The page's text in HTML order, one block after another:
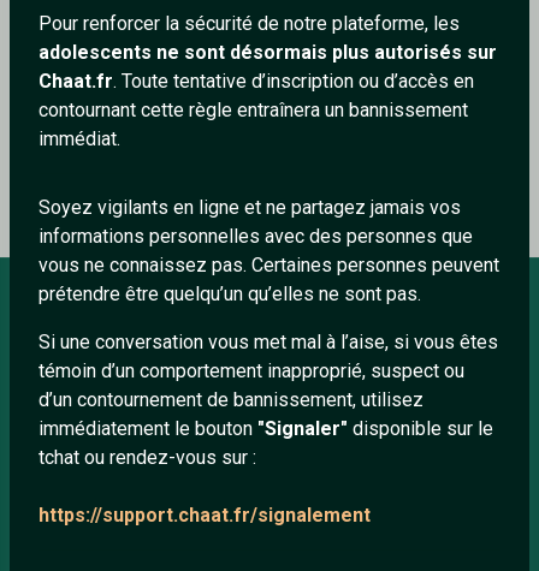
Pour renforcer la sécurité de notre plateforme, les
adolescents ne sont désormais plus autorisés sur
Chaat.fr. Toute tentative d’inscription ou d’accès en
contournant cette règle entraînera un bannissement
immédiat.
Soyez vigilants en ligne et ne partagez jamais vos
informations personnelles avec des personnes que
vous ne connaissez pas. Certaines personnes peuvent
prétendre être quelqu’un qu’elles ne sont pas.
Si une conversation vous met mal à l’aise, si vous êtes
témoin d’un comportement inapproprié, suspect ou
d’un contournement de bannissement, utilisez
immédiatement le bouton "Signaler" disponible sur le
tchat ou rendez-vous sur :
https://support.chaat.fr/signalement
Ajouter un commentaire (0) Tchatter
Le profil n'a pas encore de commentaire.
À PROPOS
Conditions générales
À propos
Mentions légales